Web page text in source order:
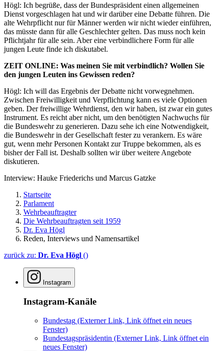
Högl: Ich begrüße, dass der Bundespräsident einen allgemeinen
Dienst vorgeschlagen hat und wir darüber eine Debatte führen. Die
alte Wehrpflicht nur für Männer werden wir nicht wieder einführen,
das müsste dann für alle Geschlechter gelten. Das muss noch kein
Pflichtjahr für alle sein. Aber eine verbindlichere Form für alle
jungen Leute finde ich diskutabel.
ZEIT ONLINE: Was meinen Sie mit verbindlich? Wollen Sie
den jungen Leuten ins Gewissen reden?
Högl: Ich will das Ergebnis der Debatte nicht vorwegnehmen.
Zwischen Freiwilligkeit und Verpflichtung kann es viele Optionen
geben. Der freiwillige Wehrdienst, den wir haben, ist zwar ein gutes
Instrument. Es reicht aber nicht, um den benötigten Nachwuchs für
die Bundeswehr zu generieren. Dazu sehe ich eine Notwendigkeit,
die Bundeswehr in der Gesellschaft fester zu verankern. Es wäre
gut, wenn mehr Personen Kontakt zur Truppe bekommen, als es
bisher der Fall ist. Deshalb sollten wir über weitere Angebote
diskutieren.
Interview: Hauke Friederichs und Marcus Gatzke
Startseite
Parlament
Wehrbeauftragter
Die Wehrbeauftragten seit 1959
Dr. Eva Högl
Reden, Interviews und Namensartikel
zurück zu: Dr. Eva Högl ()
Instagram
Instagram-Kanäle
Bundestag (Externer Link, Link öffnet ein neues
Fenster)
Bundestagspräsidentin (Externer Link, Link öffnet ein
neues Fenster)